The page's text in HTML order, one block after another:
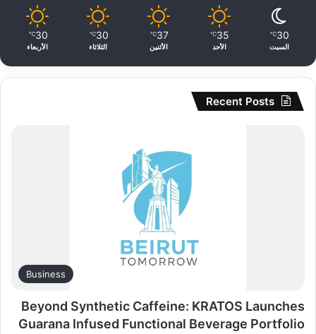
30
℃
السبت
35
℃
الأحد
37
℃
الأثنين
30
℃
الثلاثاء
30
℃
الأربعاء
Recent Posts
Business
Beyond Synthetic Caffeine: KRATOS Launches
Guarana Infused Functional Beverage Portfolio